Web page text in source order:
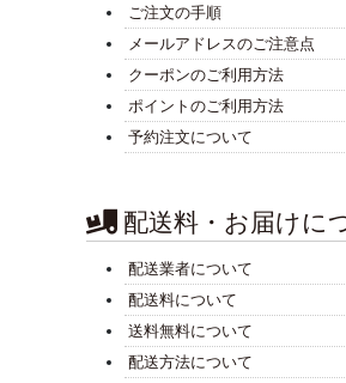
ご注文の手順
メールアドレスのご注意点
クーポンのご利用方法
ポイントのご利用方法
予約注文について
配送料・お届けに
配送業者について
配送料について
送料無料について
配送方法について